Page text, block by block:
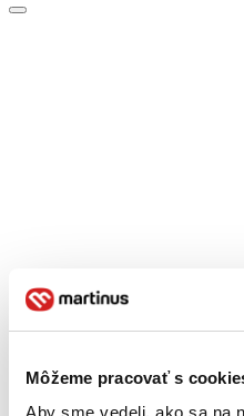
Môžeme pracovať s
Aby sme vedeli, ako sa na